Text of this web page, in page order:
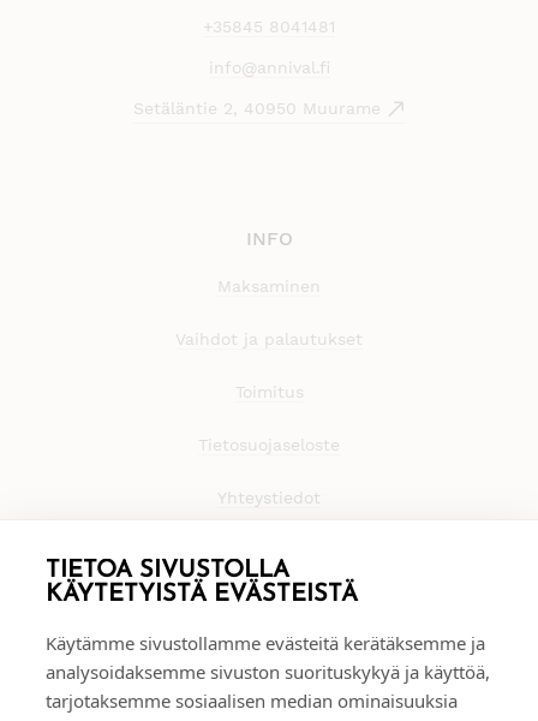
TIETOA SIVUSTOLLA
KÄYTETYISTÄ EVÄSTEISTÄ
Käytämme sivustollamme evästeitä kerätäksemme ja
analysoidaksemme sivuston suorituskykyä ja käyttöä,
tarjotaksemme sosiaalisen median ominaisuuksia
+35845 8041481
info@annival.fi
Setäläntie 2, 40950 Muurame
INFO
Maksaminen
Vaihdot ja palautukset
Toimitus
Tietosuojaseloste
Yhteystiedot